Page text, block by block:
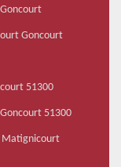
Goncourt
51300
51300
Matignicourt